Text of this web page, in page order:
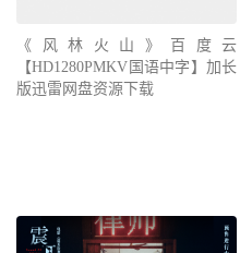
《风林火山》百度云
【HD1280PMKV国语中字】加长
版迅雷网盘资源下载